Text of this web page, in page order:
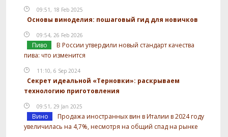
09:51, 18 Feb 2025
Основы виноделия: пошаговый гид для новичков
09:54, 26 Feb 2026
Пиво
В России утвердили новый стандарт качества
пива: что изменится
11:10, 6 Sep 2024
Секрет идеальной «Терновки»: раскрываем
технологию приготовления
09:51, 29 Jan 2025
Вино
Продажа иностранных вин в Италии в 2024 году
увеличилась на 4,7%, несмотря на общий спад на рынке